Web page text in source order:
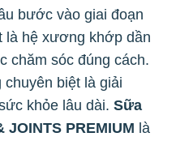
bước vào giai đoạn
là hệ xương khớp dần
chăm sóc đúng cách.
biệt là giải
khỏe lâu dài. Sữa
JOINTS PREMIUM là